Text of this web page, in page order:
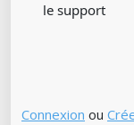
le support
Connexion ou